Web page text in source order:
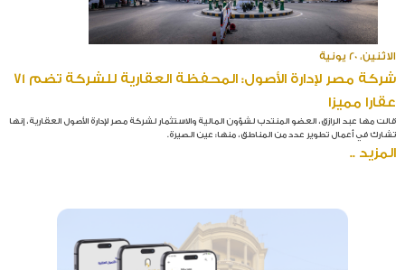
الاثنين، 20 يونية
شركة مصر لإدارة الأصول: المحفظة العقارية للشركة تضم 71
عقارا مميزا
قالت مها عبد الرازق، العضو المنتدب لشؤون المالية والاستثمار لشركة مصر لإدارة الأصول العقارية، إنها
تشارك في أعمال تطوير عدد من المناطق، منها: عين الصيرة.
المزيد ..